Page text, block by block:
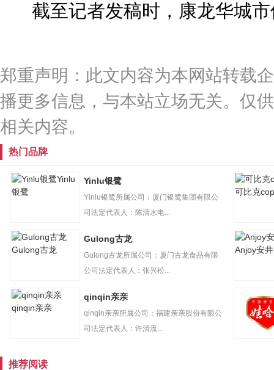
截至记者发稿时，康龙华城
郑重声明：此文内容为本网站转载
播更多信息，与本站立场无关。仅
相关内容。
热门品牌
Yinlu
银鹭
Yinlu银鹭
Yinlu银鹭所属公司：厦门银鹭集团有限公
司法定代表人：陈清水电...
可比克
Gulong古龙
Gulong古龙
Gulong古龙所属公司：厦门古龙食品有限
公司法定代表人：张兴松...
Anjoy安井
qinqin亲亲
qinqin亲亲
qinqin亲亲所属公司：福建亲亲股份有限公
司法定代表人：许清流...
推荐阅读